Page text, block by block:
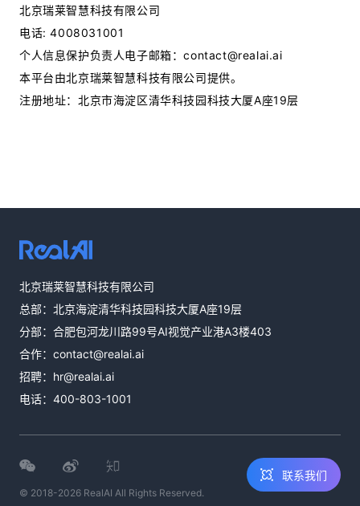
北京瑞莱智慧科技有限公司
电话: 4008031001
个人信息保护负责人电子邮箱：contact@realai.ai
本平台由北京瑞莱智慧科技有限公司提供。
注册地址：北京市海淀区清华科技园科技大厦A座19层
北京瑞莱智慧科技有限公司
总部：北京海淀清华科技园科技大厦A座19层
分部：合肥包河龙川路99号AI视觉产业港A3楼403
合作： contact@realai.ai
招聘： hr@realai.ai
电话： 400-803-1001
© 2018-2026 RealAI All Rights Reserved.
联系我们
邮件咨询
contact@realai.ai